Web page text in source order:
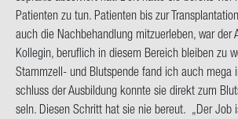
Pa­ti­en­ten zu tun. Pa­ti­en­ten bis zur
auch die Nach­be­hand­lung mit­zu­er­le­ben, war der
Kol­le­gin, be­ruf­lich in die­sem Be­reich blei­ben zu
Stammzell-​ und Blut­spen­de fand ich auch mega
schluss der Aus­bil­dung konn­te sie di­rekt zum
seln. Die­sen Schritt hat sie nie be­reut. „Der Job